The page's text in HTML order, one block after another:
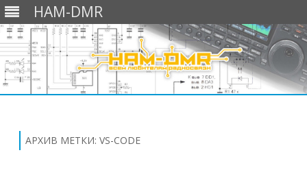
HAM-DMR
АРХИВ МЕТКИ: VS-CODE